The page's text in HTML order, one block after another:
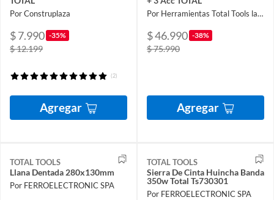
Por Construplaza
$ 7.990 -35%
$ 12.199
(2)
Agregar
Por Herramientas Total Tools la Nueva
$ 46.990 -38%
$ 75.990
Agregar
TOTAL TOOLS
Llana Dentada 280x130mm
Por FERROELECTRONIC SPA
TOTAL TOOLS
Sierra De Cinta Huincha Banda
350w Total Ts730301
Por FERROELECTRONIC SPA